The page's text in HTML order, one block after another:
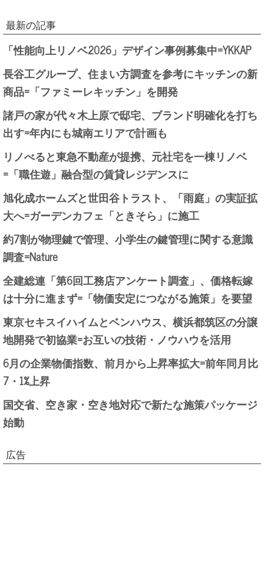
最新の記事
「性能向上リノベ2026」デザイン事例募集中=YKKAP
長谷工グループ、住まい方調査を参考にキッチンの新
商品=「ファミーレキッチン」を開発
諸戸の家が代々木上原で邸宅、ブランド明確化を打ち
出す=年内にも城南エリアで計画も
リノべると東急不動産が提携、元社宅を一棟リノベ
=「職住遊」融合型の賃貸レジデンスに
旭化成ホームズと世田谷トラスト、「雨庭」の実証拡
大へ=ガーデンカフェ「ときそら」に施工
約7割が物理鍵で管理、小学生の鍵管理に関する意識
調査=Nature
全建総連「第6回工務店アンケート調査」、価格転嫁
は十分に進まず=「物価安定につながる施策」を要望
東京セキスイハイムとベンハウス、横浜都筑区の分譲
地開発で初協業=お互いの技術・ノウハウを活用
6月の企業物価指数、前月から上昇率拡大=前年同月比
7・1%上昇
国交省、空き家・空き地対応で新たな施策パッケージ
始動
広告